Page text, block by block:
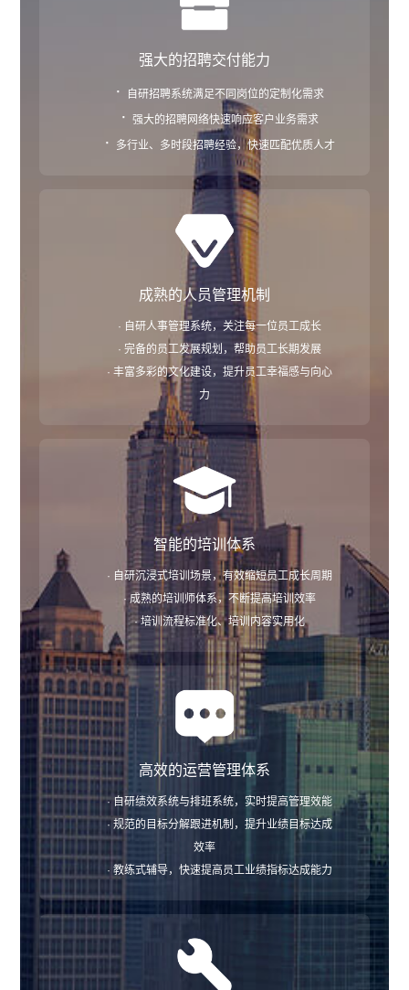
强大的招聘交付能力
· 自研招聘系统满足不同岗位的定制化需求
· 强大的招聘网络快速响应客户业务需求
· 多行业、多时段招聘经验，快速匹配优质人才
成熟的人员管理机制
· 自研人事管理系统，关注每一位员工成长
· 完备的员工发展规划，帮助员工长期发展
· 丰富多彩的文化建设，提升员工幸福感与向心
力
智能的培训体系
· 自研沉浸式培训场景，有效缩短员工成长周期
· 成熟的培训师体系，不断提高培训效率
· 培训流程标准化、培训内容实用化
高效的运营管理体系
· 自研绩效系统与排班系统，实时提高管理效能
· 规范的目标分解跟进机制，提升业绩目标达成
效率
· 教练式辅导，快速提高员工业绩指标达成能力